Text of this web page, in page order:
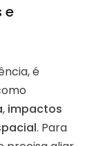
e
é
, impactos
. Para